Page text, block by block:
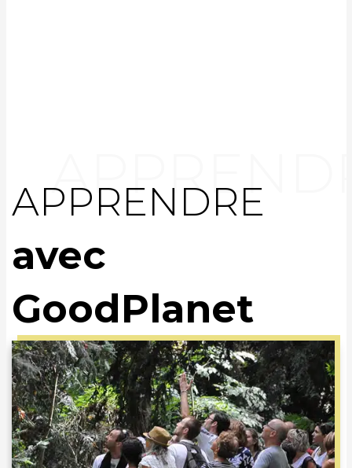
APPRENDRE
avec
GoodPlanet